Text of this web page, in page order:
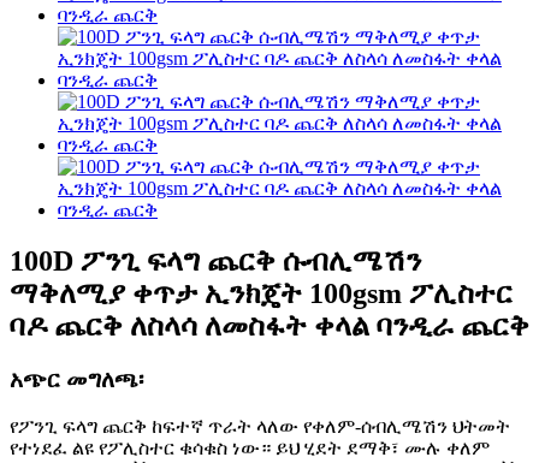
100D ፖንጊ ፍላግ ጨርቅ ሱብሊሜሽን
ማቅለሚያ ቀጥታ ኢንክጄት 100gsm ፖሊስተር
ባዶ ጨርቅ ለስላሳ ለመስፋት ቀላል ባንዲራ ጨርቅ
አጭር መግለጫ፡
የፖንጊ ፍላግ ጨርቅ ከፍተኛ ጥራት ላለው የቀለም-ሰብሊሜሽን ህትመት
የተነደፈ ልዩ የፖሊስተር ቁሳቁስ ነው። ይህ ሂደት ደማቅ፣ ሙሉ ቀለም